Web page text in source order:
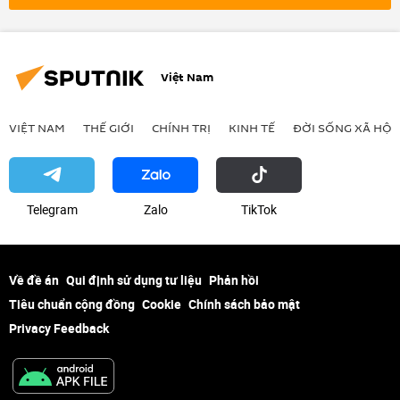
Chính trị
Cuộc khủng hoảng ở Ukraina
Việt Nam
VIỆT NAM THẾ GIỚI CHÍNH TRỊ KINH TẾ ĐỜI SỐNG XÃ HỘI
Telegram Zalo ТikТоk
Về đề án Qui định sử dụng tư liệu Phản hồi
Tiêu chuẩn cộng đồng Cookie Chính sách bảo mật
Privacy Feedback